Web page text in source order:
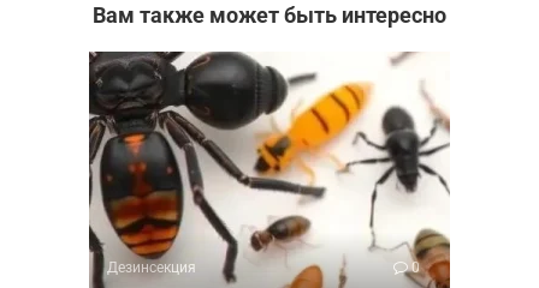
Вам также может быть интересно
Дезинсекция 0